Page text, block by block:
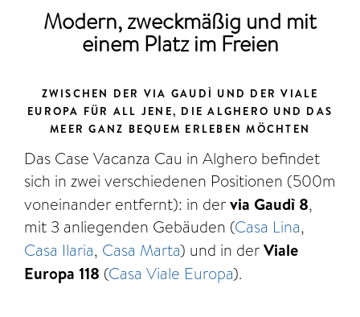
Modern, zweckmäßig und mit
einem Platz im Freien
ZWISCHEN DER VIA GAUDÌ UND DER VIALE
EUROPA FÜR ALL JENE, DIE ALGHERO UND DAS
MEER GANZ BEQUEM ERLEBEN MÖCHTEN
Das Case Vacanza Cau in Alghero befindet
sich in zwei verschiedenen Positionen (500m
voneinander entfernt): in dervia Gaudì 8,
mit 3 anliegenden Gebäuden (Casa Lina,
Casa Ilaria, Casa Marta) und in derViale
Europa 118 (Casa Viale Europa).